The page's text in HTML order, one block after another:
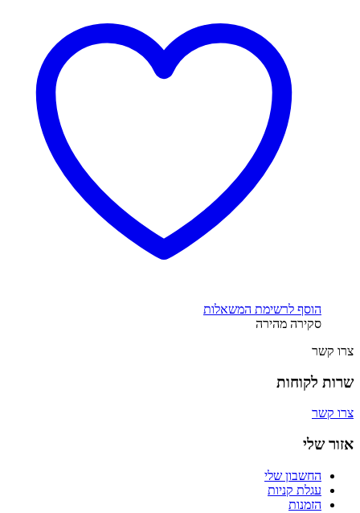
הוסף לרשימת המשאלות
סקירה מהירה
צרו קשר
שרות לקוחות
צרו קשר
אזור שלי
החשבון שלי
עגלת קניות
הזמנות